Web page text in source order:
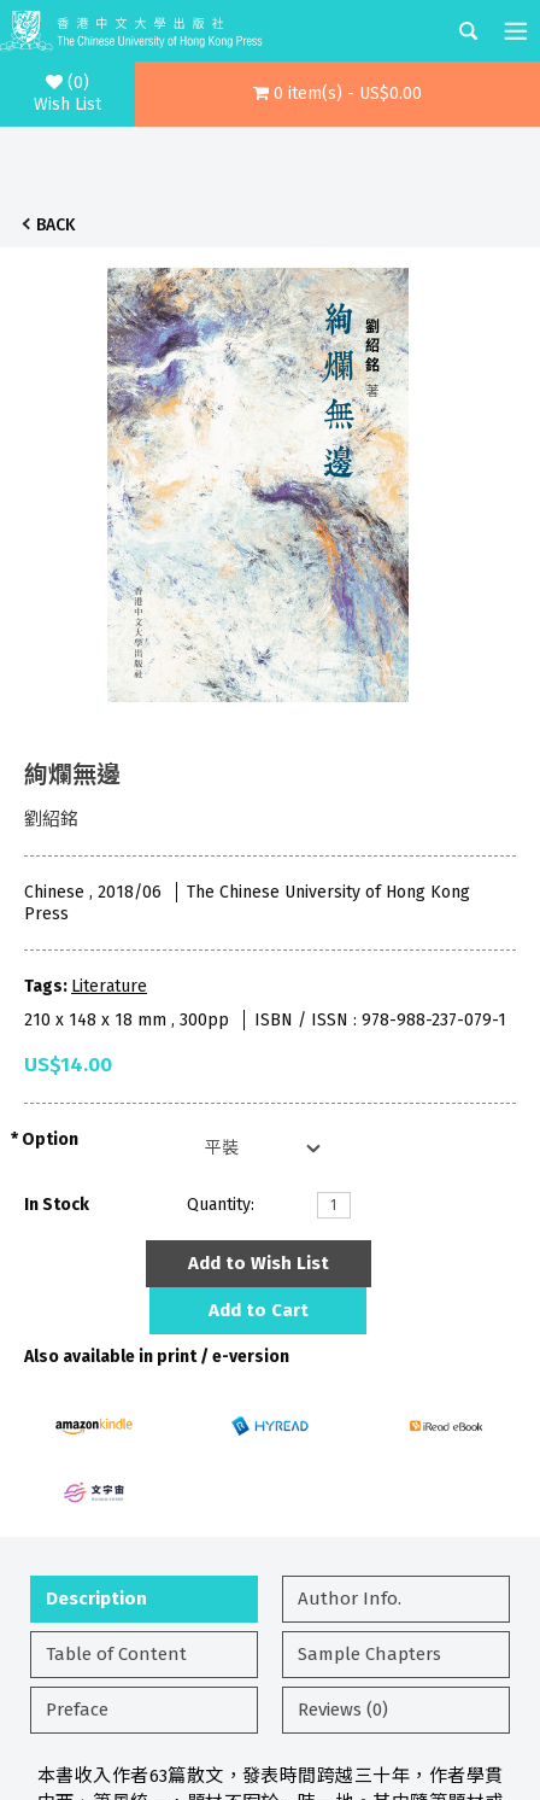
(0)
Wish List
0 item(s) - US$0.00
BACK
絢爛無邊
劉紹銘
Chinese , 2018/06
The Chinese University of Hong Kong
Press
Tags: Literature
210 x 148 x 18 mm , 300pp
ISBN / ISSN : 978-988-237-079-1
US$14.00
Option
In Stock Quantity:
Add to Wish List
Add to Cart
Also available in print / e-version
Description Author Info.
Table of Content Sample Chapters
Preface Reviews (0)
本書收入作者63篇散文，發表時間跨越三十年，作者學貫